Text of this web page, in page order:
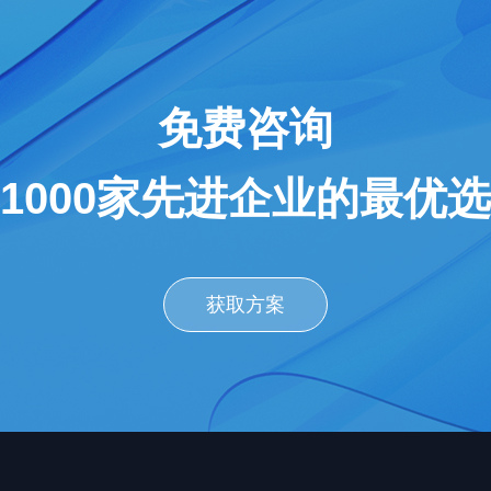
免费咨询
家先进企业的最优
获取方案